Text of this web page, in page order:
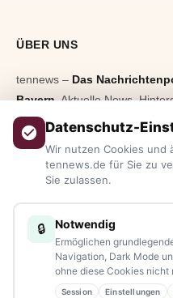
ÜBER UNS
tennews – Das
Bayern.Aktuelle News,
aus allen Regionen, Städten
Blaulicht, von Kultur bis
Veranstaltungen – immer
kennen eine Geschichte,
Schreiben Sie uns –
Lesern bleiben wir am Puls
Partnerschaften:
Datenschutz-
Wir nutzen Cookies und
tennews.de für Sie zu
Sie zulassen.
🔒 Notwendig
Ermöglichen
Navigation, Dark Mode
ohne diese Cookies
Session Einstellungen